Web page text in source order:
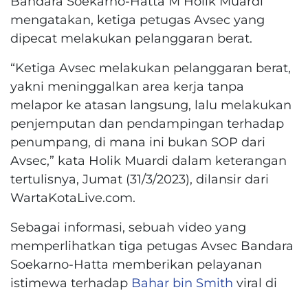
mengatakan, ketiga petugas Avsec yang
dipecat melakukan pelanggaran berat.
“Ketiga Avsec melakukan pelanggaran berat,
yakni meninggalkan area kerja tanpa
melapor ke atasan langsung, lalu melakukan
penjemputan dan pendampingan terhadap
penumpang, di mana ini bukan SOP dari
Avsec,” kata Holik Muardi dalam keterangan
tertulisnya, Jumat (31/3/2023), dilansir dari
WartaKotaLive.com.
Sebagai informasi, sebuah video yang
memperlihatkan tiga petugas Avsec Bandara
Soekarno-Hatta memberikan pelayanan
istimewa terhadap Bahar bin Smith viral di